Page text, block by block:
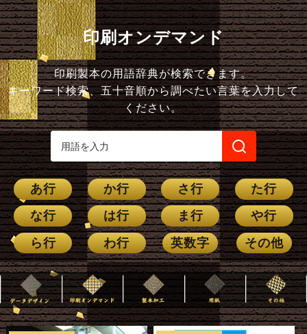
印刷オンデマンド
印刷製本の用語辞典が検索できます。
キーワード検索、五十音順から調べたい言葉を入力して
ください。
あ行 か行 さ行
た行
な行
は行 ま行
や行
ら行
わ行 英数字 その他